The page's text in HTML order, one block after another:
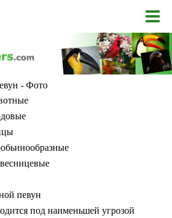
- Фото
певун
под наименьшей угрозой